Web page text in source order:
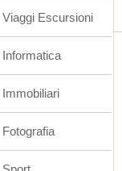
Viaggi Escursioni
Informatica
Immobiliari
Fotografia